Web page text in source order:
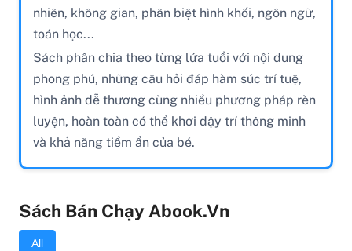
nhiên, không gian, phân biệt hình khối, ngôn ngữ,
toán học...
Sách phân chia theo từng lứa tuổi với nội dung
phong phú, những câu hỏi đáp hàm súc trí tuệ,
hình ảnh dễ thương cùng nhiều phương pháp rèn
luyện, hoàn toàn có thể khơi dậy trí thông minh
và khả năng tiềm ẩn của bé.
Sách Bán Chạy Abook.vn
All